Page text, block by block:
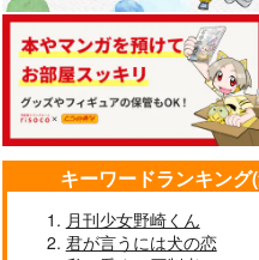
キーワードランキン
月刊少女野崎くん
君が言うには犬の恋